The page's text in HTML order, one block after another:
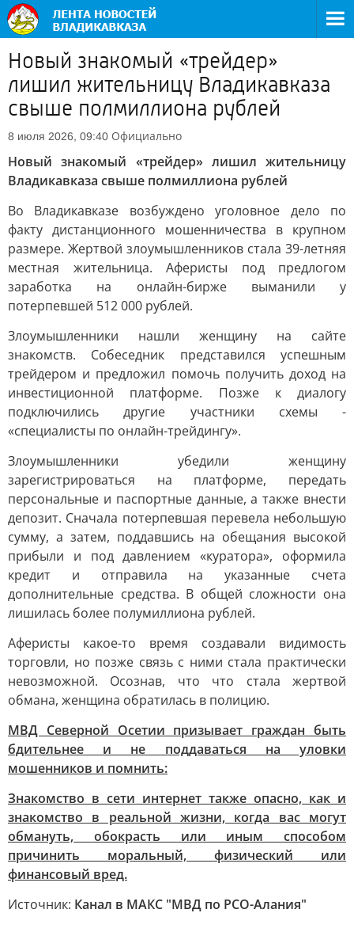
Новый знакомый «трейдер»
лишил жительницу Владикавказа
свыше полмиллиона рублей
8 июля 2026, 09:40 Официально
Новый знакомый «трейдер» лишил жительницу
Владикавказа свыше полмиллиона рублей
Во Владикавказе возбуждено уголовное дело по
факту дистанционного мошенничества в крупном
размере. Жертвой злоумышленников стала 39-летняя
местная жительница. Аферисты под предлогом
заработка на онлайн-бирже выманили у
потерпевшей 512 000 рублей.
Злоумышленники нашли женщину на сайте
знакомств. Собеседник представился успешным
трейдером и предложил помочь получить доход на
инвестиционной платформе. Позже к диалогу
подключились другие участники схемы -
«специалисты по онлайн-трейдингу».
Злоумышленники убедили женщину
зарегистрироваться на платформе, передать
персональные и паспортные данные, а также внести
депозит. Сначала потерпевшая перевела небольшую
сумму, а затем, поддавшись на обещания высокой
прибыли и под давлением «куратора», оформила
кредит и отправила на указанные счета
дополнительные средства. В общей сложности она
лишилась более полумиллиона рублей.
Аферисты какое-то время создавали видимость
торговли, но позже связь с ними стала практически
невозможной. Осознав, что что стала жертвой
обмана, женщина обратилась в полицию.
МВД Северной Осетии призывает граждан быть
бдительнее и не поддаваться на уловки
мошенников и помнить:
Знакомство в сети интернет также опасно, как и
знакомство в реальной жизни, когда вас могут
обмануть, обокрасть или иным способом
причинить моральный, физический или
финансовый вред.
Источник: Канал в МАКС "МВД по РСО-Алания"